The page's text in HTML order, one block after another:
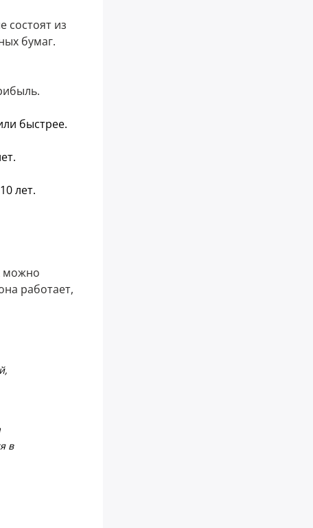
состоят из
бумаг.
быстрее.
лет.
можно
работает,
в